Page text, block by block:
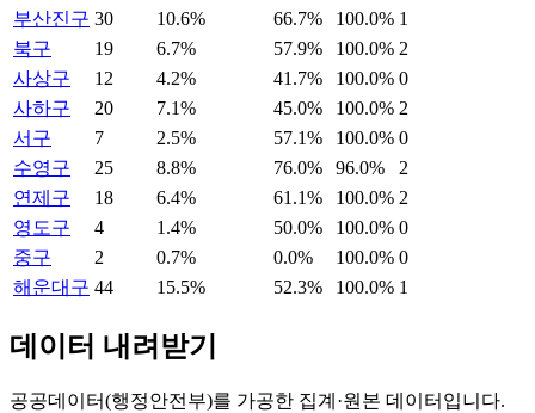
부산진구 30 10.6% 66.7% 100.0% 1
북구
19 6.7% 57.9% 100.0% 2
사상구
12 4.2% 41.7% 100.0% 0
사하구
20 7.1% 45.0% 100.0% 2
서구
7 2.5% 57.1% 100.0% 0
수영구
25 8.8% 76.0% 96.0%
2
연제구
18 6.4% 61.1% 100.0% 2
영도구
4 1.4% 50.0% 100.0% 0
중구
2 0.7% 0.0% 100.0% 0
해운대구 44 15.5% 52.3% 100.0% 1
데이터 내려받기
공공데이터(행정안전부)를 가공한 집계·원본 데이터입니다.